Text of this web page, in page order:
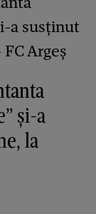
și-a
la